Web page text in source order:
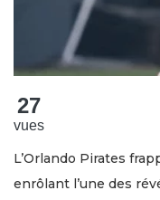
27
vues
L’Orlando Pirates
enrôlant l’une des